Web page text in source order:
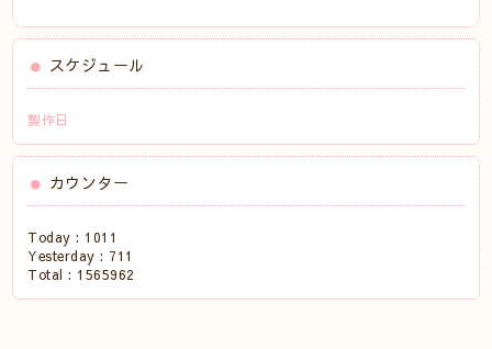
スケジュール
製作日
カウンター
Today : 1011
Yesterday : 711
Total : 1565962